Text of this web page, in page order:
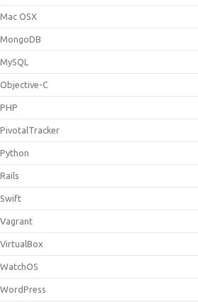
Mac OSX
MongoDB
MySQL
Objective-C
PHP
PivotalTracker
Python
Rails
Swift
Vagrant
VirtualBox
WatchOS
WordPress